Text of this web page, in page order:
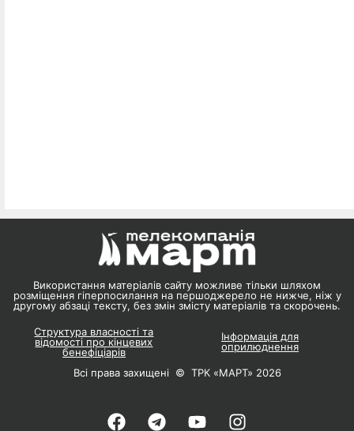
Використання матеріалів сайту можливе тільки шляхом
розміщення гіперпосилання на першоджерело не нижче, ніж у
другому абзаці тексту, без змін змісту матеріалів та скорочень.
Структура власності та
відомості про кінцевих
бенефіціарів
Інформація для
оприлюднення
Всі права захищені © ТРК «МАРТ» 2026